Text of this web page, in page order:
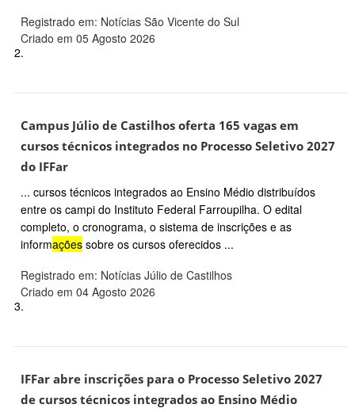
Registrado em: Notícias São Vicente do Sul
Criado em 05 Agosto 2026
2.
Campus Júlio de Castilhos oferta 165 vagas em
cursos técnicos integrados no Processo Seletivo 2027
do IFFar
... cursos técnicos integrados ao Ensino Médio distribuídos
entre os campi do Instituto Federal Farroupilha. O edital
completo, o cronograma, o sistema de inscrições e as
informações sobre os cursos oferecidos ...
Registrado em: Notícias Júlio de Castilhos
Criado em 04 Agosto 2026
3.
IFFar abre inscrições para o Processo Seletivo 2027
de cursos técnicos integrados ao Ensino Médio